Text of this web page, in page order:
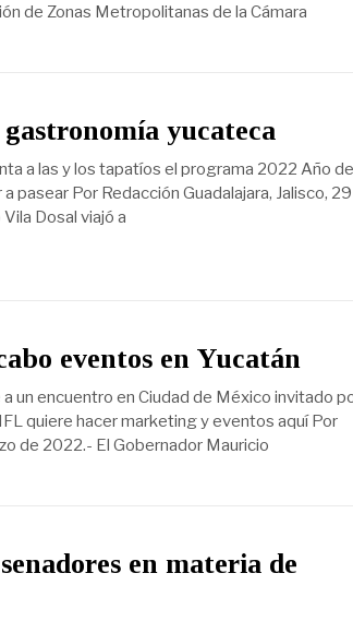
de Zonas Metropolitanas de la Cámara
yucateca
a las y los tapatíos el programa 2022 Año
pasear Por Redacción Guadalajara, Jalisco,
Dosal viajó a
eventos en Yucatán
un encuentro en Ciudad de México invitado
quiere hacer marketing y eventos aquí Por
de 2022.- El Gobernador Mauricio
en materia de